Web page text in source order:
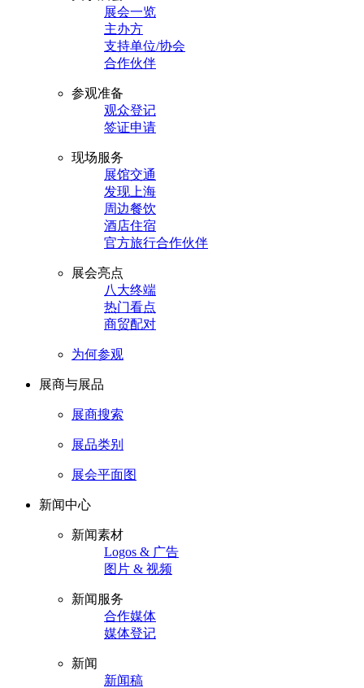
展会一览
主办方
支持单位/协会
合作伙伴
参观准备
观众登记
签证申请
现场服务
展馆交通
发现上海
周边餐饮
酒店住宿
官方旅行合作伙伴
展会亮点
八大终端
热门看点
商贸配对
为何参观
展商与展品
展商搜索
展品类别
展会平面图
新闻中心
新闻素材
Logos & 广告
图片 & 视频
新闻服务
合作媒体
媒体登记
新闻
新闻稿